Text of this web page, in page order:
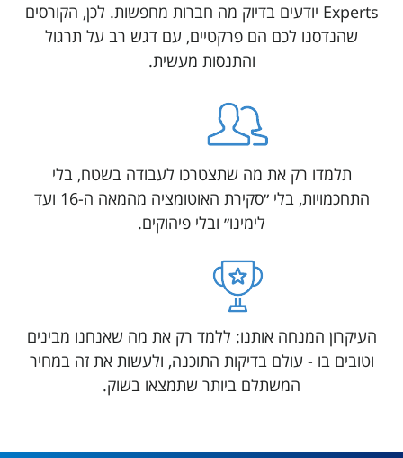
Experts יודעים בדיוק מה חברות מחפשות. לכן, הקורסים
שהנדסנו לכם הם פרקטיים, עם דגש רב על תרגול
והתנסות מעשית.
תלמדו רק את מה שתצטרכו לעבודה בשטח, בלי
התחכמויות, בלי ״סקירת האוטומציה מהמאה ה-16 ועד
לימינו״ ובלי פיהוקים.
העיקרון המנחה אותנו: ללמד רק את מה שאנחנו מבינים
וטובים בו - עולם בדיקות התוכנה, ולעשות את זה במחיר
המשתלם ביותר שתמצאו בשוק.